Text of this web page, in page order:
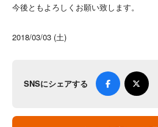
今後ともよろしくお願い致します。
2018/03/03 (土)
SNSにシェアする